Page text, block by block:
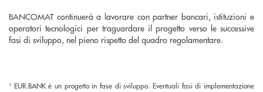
BANCOMAT continuerà a lavorare con partner bancari, istituzioni e
operatori tecnologici per traguardare il progetto verso le successive
fasi di sviluppo, nel pieno rispetto del quadro regolamentare.
¹ EUR.BANK è un progetto in fase di sviluppo. Eventuali fasi di implementazione